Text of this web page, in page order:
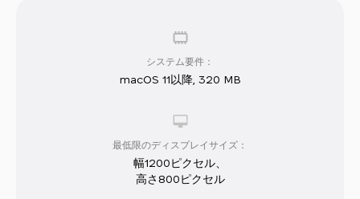
システム要件：
macOS 11以降, 320 MB
最低限のディスプレイサイズ：
幅1200ピクセル、
高さ800ピクセル